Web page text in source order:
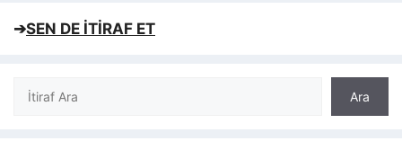
➔SEN DE İTİRAF ET
Ara
Ara